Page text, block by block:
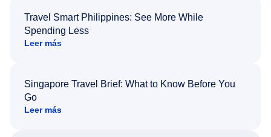
Travel Smart Philippines: See More While
Spending Less
Leer más
Singapore Travel Brief: What to Know Before You
Go
Leer más